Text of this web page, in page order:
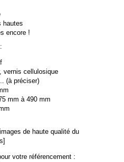
hautes
encore !
vernis cellulosique
(à préciser)
mm à 490 mm
de haute qualité du
votre référencement :